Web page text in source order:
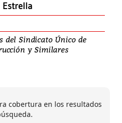
Estrella
del Sindicato Único de
y Similares
cobertura en los resultados